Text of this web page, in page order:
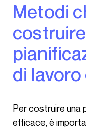
Metodi chiave per
di
Per costruire una pianificazione del carico di lavoro
efficace, è